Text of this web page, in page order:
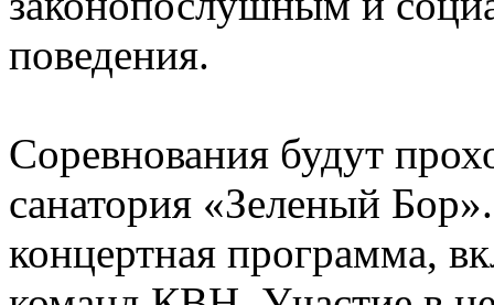
поведения.
Соревнования будут
санатория «Зеленый
концертная программа,